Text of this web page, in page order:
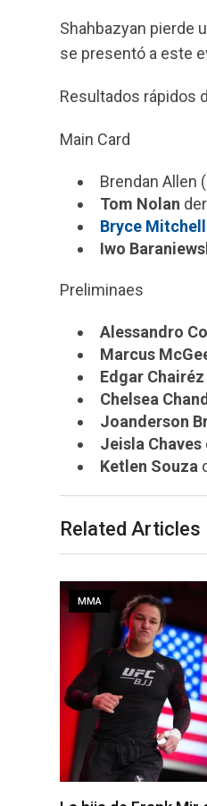
Shahbazyan pierde
se presentó a este
Resultados rápidos
Main Card
Brendan Allen
Tom Nolan
Bryce
Iwo
Preliminaes
Alessandro
Marcus
Edgar Chairéz
Chelsea
Joanderson
Jeisla Chaves
Ketlen Souza
Related Articles
MMA